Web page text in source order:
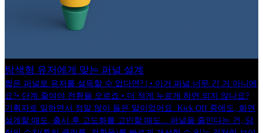
탐색형 유저에게 맞는 퍼널 설계
짧은 퍼널로 유저를 설득할 수 없다면? | • 이거 퍼널 너무 긴 거 아니에
요?• 단계 줄여야 전환율 오르죠.• 더 적게 누르게 하면 되지 않나요?
기획자로 일하면서 정말 많이 들은 말이었어요. Kick Off 중에도, 화면
설계할 때도, 출시 후 고도화를 고민할 때도... 퍼널을 줄인다는 건, 당